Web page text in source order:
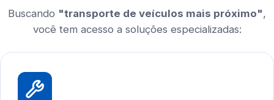
Buscando "transporte de veículos mais próximo",
você tem acesso a soluções especializadas: